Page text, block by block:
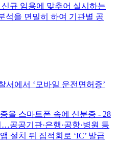
규 임용에 맞추어 실시하는
석을 면밀히 하여 기관별 공
서에서 ‘모바일 운전면허증’
을 스마트폰 속에 신분증 - 28
공공기관·은행·공항·병원 등
설치 뒤 집적회로 ‘IC’ 발급